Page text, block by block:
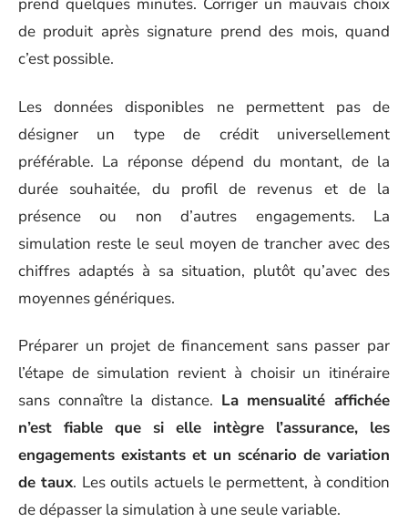
prend quelques minutes. Corriger un mauvais choix
de produit après signature prend des mois, quand
c’est possible.
Les données disponibles ne permettent pas de
désigner un type de crédit universellement
préférable. La réponse dépend du montant, de la
durée souhaitée, du profil de revenus et de la
présence ou non d’autres engagements. La
simulation reste le seul moyen de trancher avec des
chiffres adaptés à sa situation, plutôt qu’avec des
moyennes génériques.
Préparer un projet de financement sans passer par
l’étape de simulation revient à choisir un itinéraire
sans connaître la distance. La mensualité affichée
n’est fiable que si elle intègre l’assurance, les
engagements existants et un scénario de variation
de taux. Les outils actuels le permettent, à condition
de dépasser la simulation à une seule variable.